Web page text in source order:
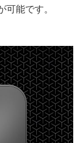
可能です。